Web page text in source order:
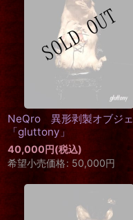
NeQro 異形剥製オブジェ
「gluttony」
40,000円(税込)
希望小売価格: 50,000円